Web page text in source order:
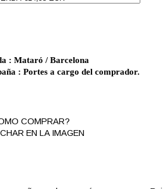
: Mataró / Barcelona
: Portes a cargo del comprador.
COMPRAR?
EN LA IMAGEN